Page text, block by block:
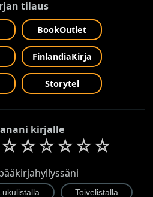
tilaus
BookOutlet
FinlandiaKirja
Storytel
kirjalle
☆☆☆☆☆☆